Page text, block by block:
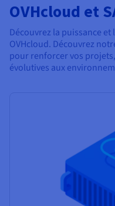
OVHcloud et
Découvrez la puissance
OVHcloud. Découvrez
pour renforcer vos
évolutives aux